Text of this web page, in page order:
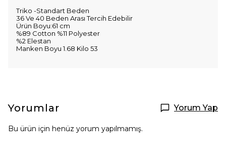
Triko -Standart Beden
36 Ve 40 Beden Arası Tercih Edebilir
Ürün Boyu:61 cm
%89 Cotton %11 Polyester
%2 Elestan
Manken Boyu 1.68 Kilo 53
Yorumlar Yorum Yap
Bu ürün için henüz yorum yapılmamış.